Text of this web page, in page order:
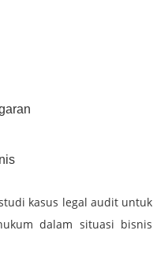
kasus legal audit untuk
dalam situasi bisnis